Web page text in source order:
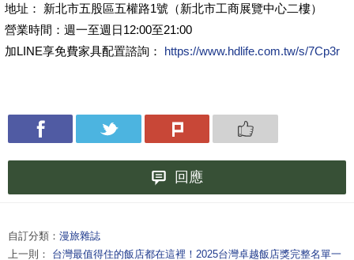
地址： 新北市五股區五權路1號（新北市工商展覽中心二樓）
營業時間：週一至週日12:00至21:00
加LINE享免費家具配置諮詢： https://www.hdlife.com.tw/s/7Cp3r
回應
自訂分類： 漫旅雜誌
上一則： 台灣最值得住的飯店都在這裡！2025台灣卓越飯店獎完整名單一